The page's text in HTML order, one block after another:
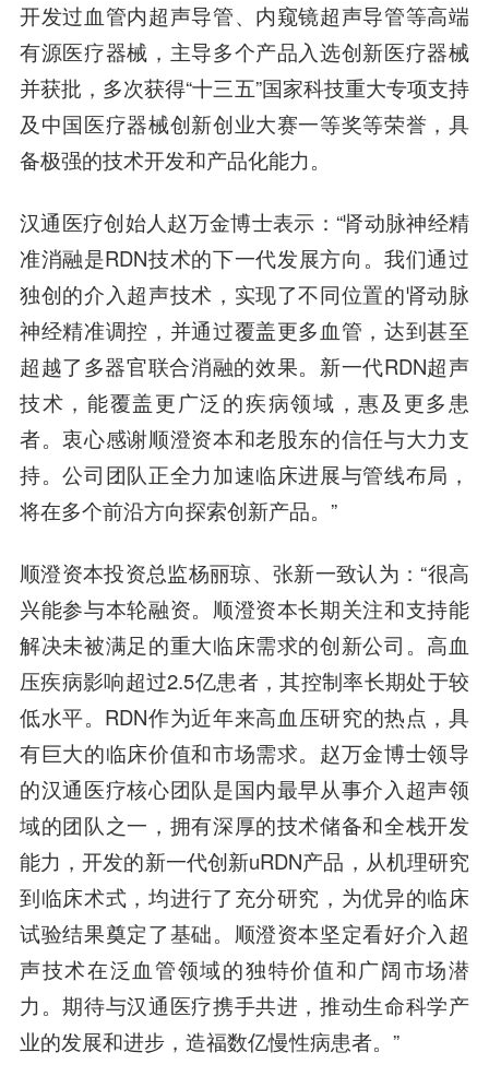
开发过血管内超声导管、内窥镜超声导管等高端
有源医疗器械，主导多个产品入选创新医疗器械
并获批，多次获得“十三五”国家科技重大专项支持
及中国医疗器械创新创业大赛一等奖等荣誉，具
备极强的技术开发和产品化能力。
汉通医疗创始人赵万金博士表示：“肾动脉神经精
准消融是RDN技术的下一代发展方向。我们通过
独创的介入超声技术，实现了不同位置的肾动脉
神经精准调控，并通过覆盖更多血管，达到甚至
超越了多器官联合消融的效果。新一代RDN超声
技术，能覆盖更广泛的疾病领域，惠及更多患
者。衷心感谢顺澄资本和老股东的信任与大力支
持。公司团队正全力加速临床进展与管线布局，
将在多个前沿方向探索创新产品。”
顺澄资本投资总监杨丽琼、张新一致认为：“很高
兴能参与本轮融资。顺澄资本长期关注和支持能
解决未被满足的重大临床需求的创新公司。高血
压疾病影响超过2.5亿患者，其控制率长期处于较
低水平。RDN作为近年来高血压研究的热点，具
有巨大的临床价值和市场需求。赵万金博士领导
的汉通医疗核心团队是国内最早从事介入超声领
域的团队之一，拥有深厚的技术储备和全栈开发
能力，开发的新一代创新uRDN产品，从机理研究
到临床术式，均进行了充分研究，为优异的临床
试验结果奠定了基础。顺澄资本坚定看好介入超
声技术在泛血管领域的独特价值和广阔市场潜
力。期待与汉通医疗携手共进，推动生命科学产
业的发展和进步，造福数亿慢性病患者。”